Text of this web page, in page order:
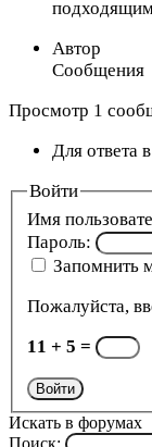
Автор
Сообщения
Просмотр 1
Для ответа
Войти
Имя
Пароль:
Запомнить
Пожалуйста,
11 + 5 =
Войти
Искать в форумах